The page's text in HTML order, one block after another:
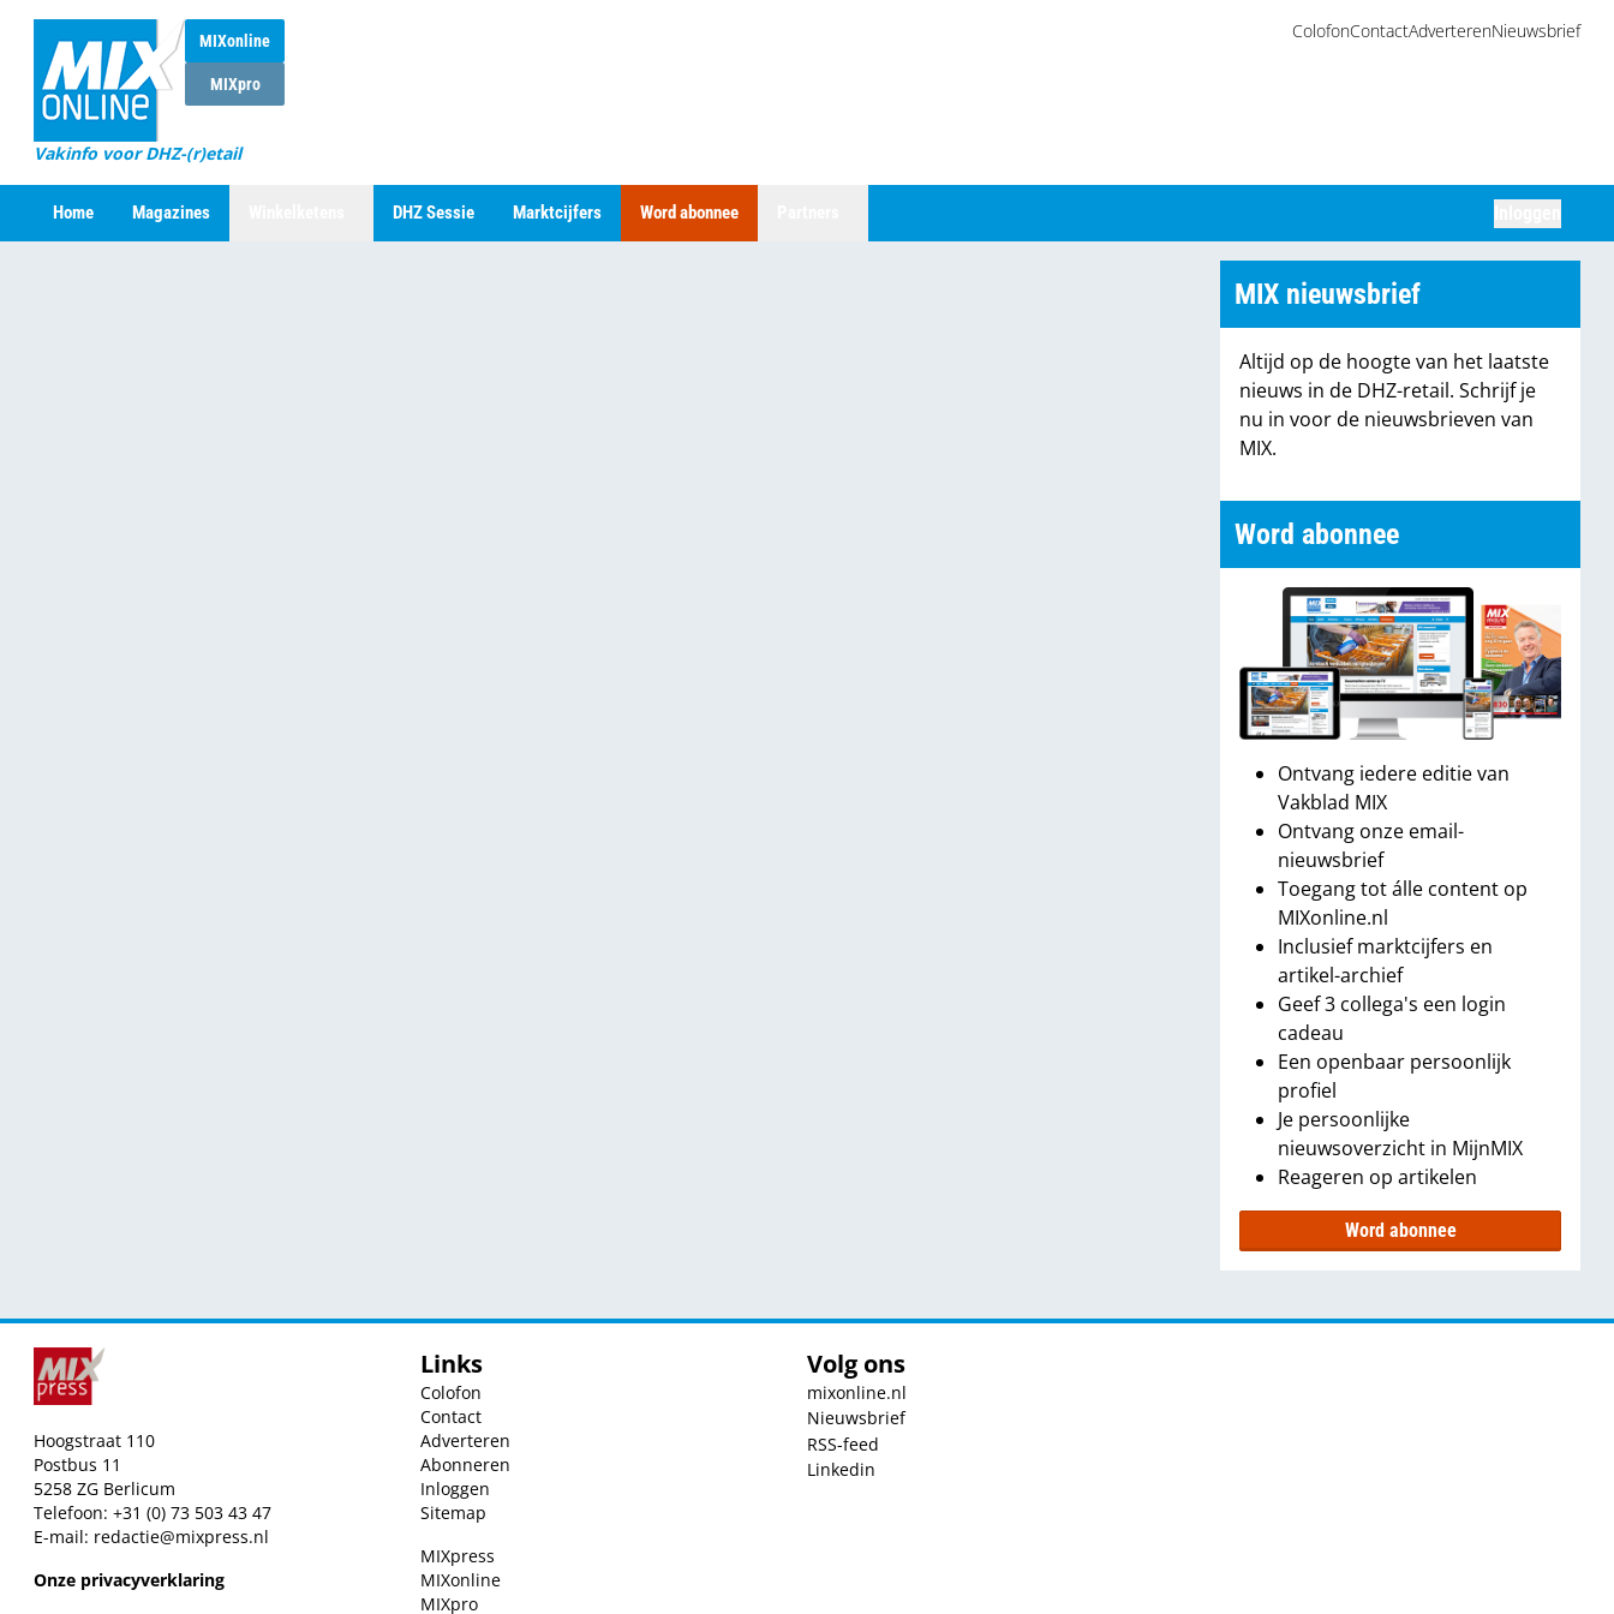
MIXonline
MIXpro
Vakinfo voor DHZ-(r)etail
ColofonContactAdverterenNieuwsbrief
Home Magazines DHZ Sessie Marktcijfers Word abonnee
MIX nieuwsbrief
Altijd op de hoogte van het laatste
nieuws in de DHZ-retail. Schrijf je
nu in voor de nieuwsbrieven van
MIX.
Word abonnee
Ontvang iedere editie van
Vakblad MIX
Ontvang onze email-
nieuwsbrief
Toegang tot álle content op
MIXonline.nl
Inclusief marktcijfers en
artikel-archief
Geef 3 collega's een login
cadeau
Een openbaar persoonlijk
profiel
Je persoonlijke
nieuwsoverzicht in MijnMIX
Reageren op artikelen
Word abonnee
Hoogstraat 110
Postbus 11
5258 ZG Berlicum
Telefoon: +31 (0) 73 503 43 47
E-mail: redactie@mixpress.nl
Onze privacyverklaring
Links
Colofon
Contact
Adverteren
Abonneren
Inloggen
Sitemap
MIXpress
MIXonline
MIXpro
Volg ons
mixonline.nl
Nieuwsbrief
RSS-feed
Linkedin